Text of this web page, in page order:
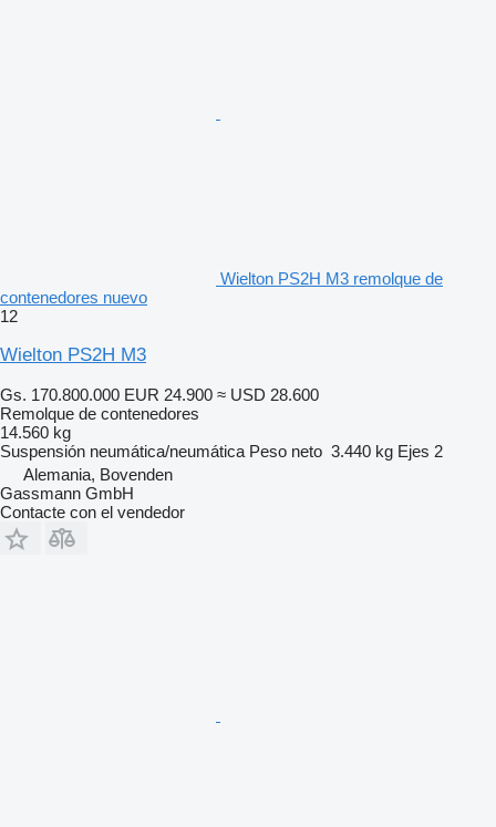
Wielton PS2H M3 remolque de
contenedores nuevo
12
Wielton PS2H M3
Gs. 170.800.000 EUR 24.900 ≈ USD 28.600
Remolque de contenedores
14.560 kg
Suspensión neumática/neumática Peso neto 3.440 kg Ejes 2
Alemania, Bovenden
Gassmann GmbH
Contacte con el vendedor